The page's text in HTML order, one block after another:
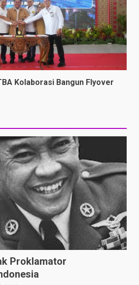
Kolaborasi Bangun Flyover
Proklamator